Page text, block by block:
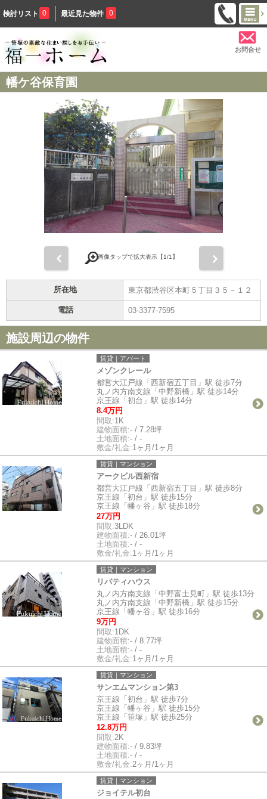
検討リスト 0 最近見た物件 0
お問合せ
幡ケ谷保育園
画像タップで拡大表示【1/1】
所在地 東京都渋谷区本町５丁目３５－１２
電話 03-3377-7595
施設周辺の物件
賃貸｜アパート
メゾンクレール
都営大江戸線「西新宿五丁目」駅 徒歩7分
丸ノ内方南支線「中野新橋」駅 徒歩14分
京王線「初台」駅 徒歩14分
8.4万円
間取:1K
建物面積:- / 7.28坪
土地面積:- / -
敷金/礼金:1ヶ月/1ヶ月
賃貸｜マンション
アークビル西新宿
都営大江戸線「西新宿五丁目」駅 徒歩8分
京王線「初台」駅 徒歩15分
京王線「幡ヶ谷」駅 徒歩18分
27万円
間取:3LDK
建物面積:- / 26.01坪
土地面積:- / -
敷金/礼金:1ヶ月/1ヶ月
賃貸｜マンション
リバティハウス
丸ノ内方南支線「中野富士見町」駅 徒歩13分
丸ノ内方南支線「中野新橋」駅 徒歩15分
京王線「幡ヶ谷」駅 徒歩16分
9万円
間取:1DK
建物面積:- / 8.77坪
土地面積:- / -
敷金/礼金:1ヶ月/1ヶ月
賃貸｜マンション
サンエムマンション第3
京王線「初台」駅 徒歩7分
京王線「幡ヶ谷」駅 徒歩15分
京王線「笹塚」駅 徒歩25分
12.8万円
間取:2K
建物面積:- / 9.83坪
土地面積:- / -
敷金/礼金:2ヶ月/1ヶ月
賃貸｜マンション
ジョイテル初台